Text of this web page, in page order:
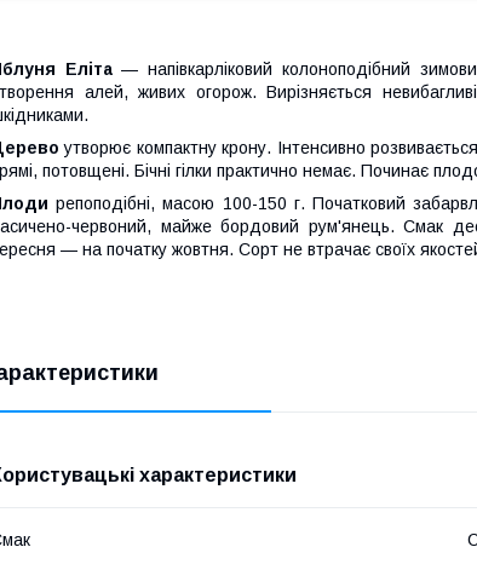
Еліта— напівкарліковий колоноподібний
алей, живих огорож. Вирізняється
утворює компактну крону. Інтенсивно
потовщені. Бічні гілки практично немає. Починає
репоподібні, масою 100-150 г. Початковий
червоний, майже бордовий рум'янець. Смак
— на початку жовтня. Сорт не втрачає своїх
характеристики